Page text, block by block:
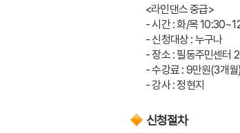
<라인댄스 중급>
- 시간 : 화/목
- 신청대상 : 누구나
- 장소 : 필동주민센터
- 수강료 : 9만원(3개월)
- 강사 : 정현지
신청절차